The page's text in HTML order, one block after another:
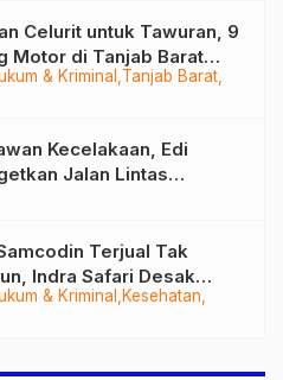
& Kriminal Tanjab Barat
Celurit untuk Tawuran, 9
Motor di Tanjab Barat
Kecelakaan, Edi
Jalan Lintas
Mulus di 2028
& Kriminal
Kesehatan
Terjual Tak
Indra Safari Desak